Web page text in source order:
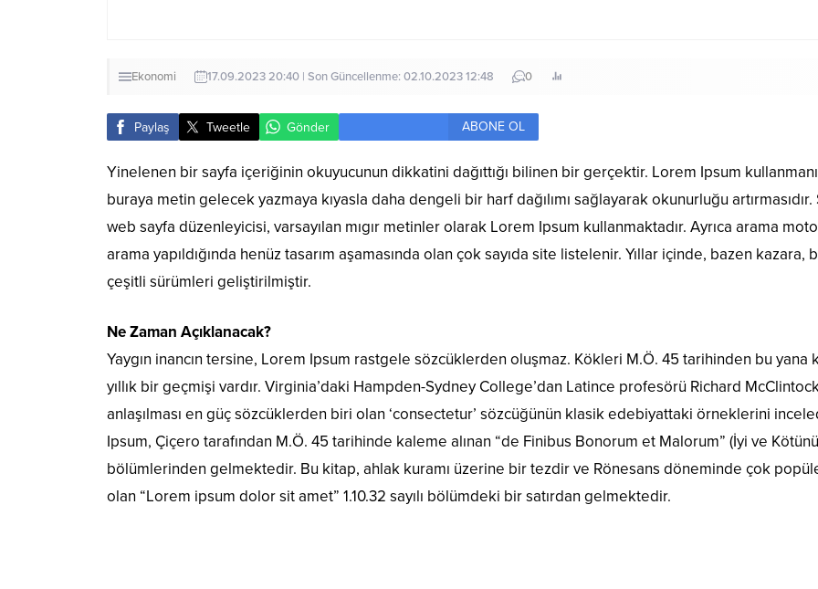
Ekonomi 17.09.2023 20:40 | Son Güncellenme: 02.10.2023 12:48 0
Paylaş Tweetle Gönder ABONE OL
Yinelenen bir sayfa içeriğinin okuyucunun dikkatini dağıttığı bilinen bir gerçektir. Lorem Ipsum
buraya metin gelecek yazmaya kıyasla daha dengeli bir harf dağılımı sağlayarak okunurluğu
web sayfa düzenleyicisi, varsayılan mıgır metinler olarak Lorem Ipsum kullanmaktadır. Ayrıca arama
arama yapıldığında henüz tasarım aşamasında olan çok sayıda site listelenir. Yıllar içinde, bazen
çeşitli sürümleri geliştirilmiştir.
Ne Zaman Açıklanacak?
Yaygın inancın tersine, Lorem Ipsum rastgele sözcüklerden oluşmaz. Kökleri M.Ö. 45 tarihinden bu
yıllık bir geçmişi vardır. Virginia’daki Hampden-Sydney College’dan Latince profesörü Richard
anlaşılması en güç sözcüklerden biri olan ‘consectetur’ sözcüğünün klasik edebiyattaki örneklerini
Ipsum, Çiçero tarafından M.Ö. 45 tarihinde kaleme alınan “de Finibus Bonorum et Malorum” (İyi ve Kötünün
bölümlerinden gelmektedir. Bu kitap, ahlak kuramı üzerine bir tezdir ve Rönesans döneminde çok
olan “Lorem ipsum dolor sit amet” 1.10.32 sayılı bölümdeki bir satırdan gelmektedir.